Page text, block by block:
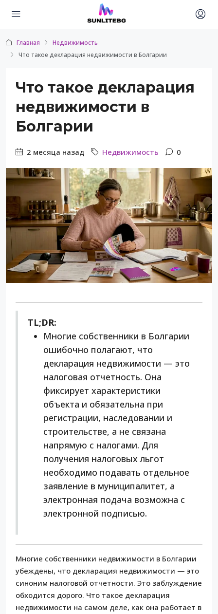
Главная
Недвижимость
Что такое декларация недвижимости в Болгарии
Что такое декларация
недвижимости в
Болгарии
2 месяца назад Недвижимость 0
TL;DR:
Многие собственники в Болгарии
ошибочно полагают, что
декларация недвижимости — это
налоговая отчетность. Она
фиксирует характеристики
объекта и обязательна при
регистрации, наследовании и
строительстве, а не связана
напрямую с налогами. Для
получения налоговых льгот
необходимо подавать отдельное
заявление в муниципалитет, а
электронная подача возможна с
электронной подписью.
Многие собственники недвижимости в Болгарии
убеждены, что декларация недвижимости — это
синоним налоговой отчетности. Это заблуждение
обходится дорого. Что такое декларация
недвижимости на самом деле, как она работает в